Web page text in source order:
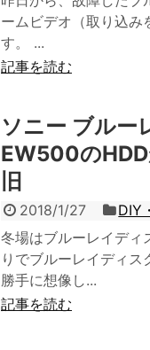
ームビデオ（取り込み
す。 ...
記事を読む
ソニー ブルー
EW500の
旧
2018/1/27
DIY
冬場はブルーレイディ
りでブルーレイディス
勝手に想像し...
記事を読む